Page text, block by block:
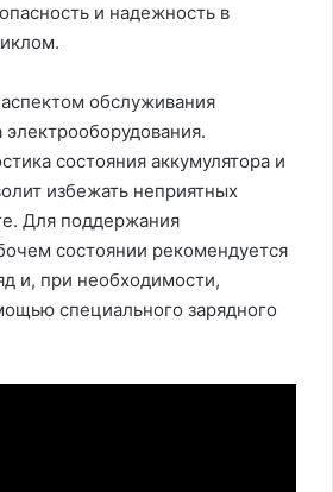
и надежность в
обслуживания
электрооборудования.
состояния аккумулятора и
избежать неприятных
Для поддержания
состоянии рекомендуется
и, при необходимости,
специального зарядного